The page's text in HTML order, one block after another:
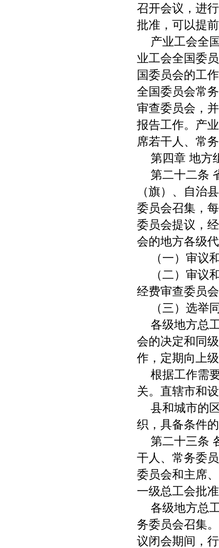
召开会议，进
批准，可以提
产业工会全
业工会全国委
国委员会的工
全国委员会常
审查委员会，
报告工作。产
席若干人、常
第四章 地方
第二十二条
（旗）、自治
委员会召集，
委员会提议，
会的地方各级
（一）审议
（二）审议
经费审查委员
（三）选举
各级地方总
会的决定和同
作，定期向上
根据工作需
关。直辖市和
县和城市的
织，具备条件
第二十三条
干人、常务委
委员会和主席
一级总工会批
各级地方总
务委员会召集
议闭会期间，